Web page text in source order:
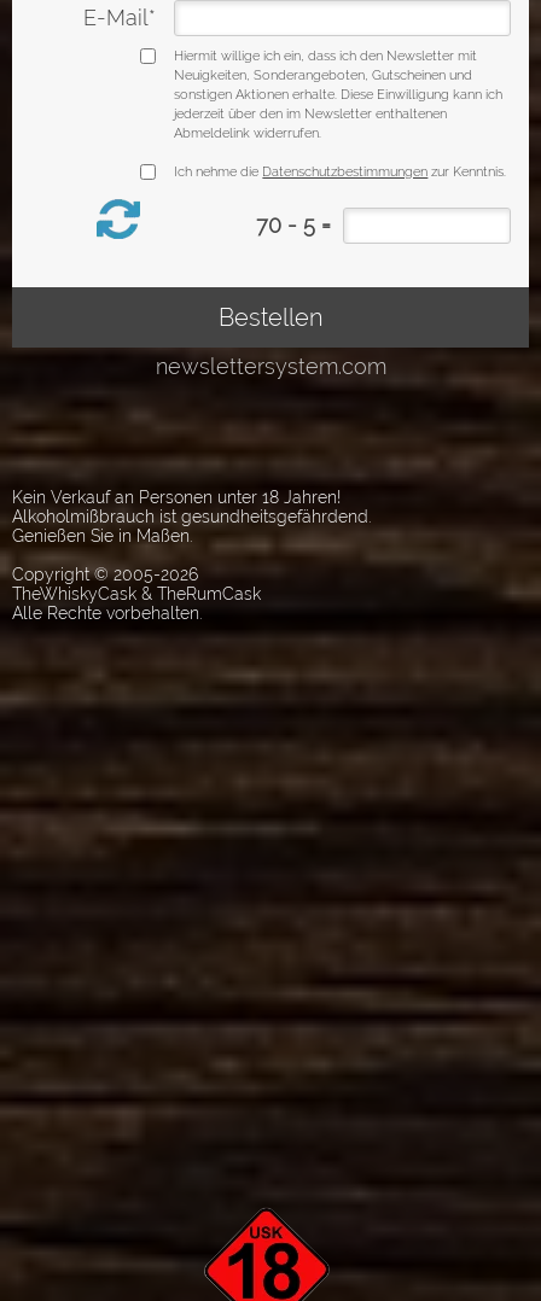
Kein Verkauf an Personen unter 18 Jahren!
Alkoholmißbrauch ist gesundheitsgefährdend.
Genießen Sie in Maßen.
Copyright © 2005-2026
TheWhiskyCask & TheRumCask
Alle Rechte vorbehalten.